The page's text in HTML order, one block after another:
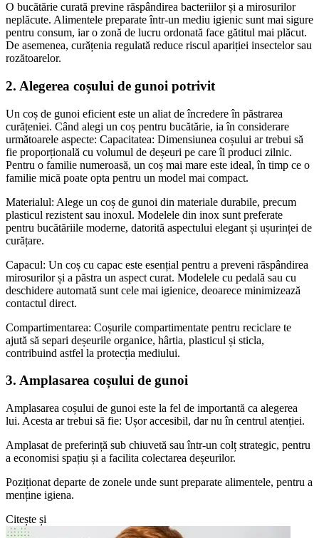
O bucătărie curată previne răspândirea bacteriilor și a mirosurilor
neplăcute. Alimentele preparate într-un mediu igienic sunt mai sigure
pentru consum, iar o zonă de lucru ordonată face gătitul mai plăcut.
De asemenea, curățenia regulată reduce riscul apariției insectelor sau
rozătoarelor.
2. Alegerea coșului de gunoi potrivit
Un coș de gunoi eficient este un aliat de încredere în păstrarea
curățeniei. Când alegi un coș pentru bucătărie, ia în considerare
următoarele aspecte: Capacitatea: Dimensiunea coșului ar trebui să
fie proporțională cu volumul de deșeuri pe care îl produci zilnic.
Pentru o familie numeroasă, un coș mai mare este ideal, în timp ce o
familie mică poate opta pentru un model mai compact.
Materialul: Alege un coș de gunoi din materiale durabile, precum
plasticul rezistent sau inoxul. Modelele din inox sunt preferate
pentru bucătăriile moderne, datorită aspectului elegant și ușurinței de
curățare.
Capacul: Un coș cu capac este esențial pentru a preveni răspândirea
mirosurilor și a păstra un aspect curat. Modelele cu pedală sau cu
deschidere automată sunt cele mai igienice, deoarece minimizează
contactul direct.
Compartimentarea: Coșurile compartimentate pentru reciclare te
ajută să separi deșeurile organice, hârtia, plasticul și sticla,
contribuind astfel la protecția mediului.
3. Amplasarea coșului de gunoi
Amplasarea coșului de gunoi este la fel de importantă ca alegerea
lui. Acesta ar trebui să fie: Ușor accesibil, dar nu în centrul atenției.
Amplasat de preferință sub chiuvetă sau într-un colț strategic, pentru
a economisi spațiu și a facilita colectarea deșeurilor.
Poziționat departe de zonele unde sunt preparate alimentele, pentru a
menține igiena.
Citește și